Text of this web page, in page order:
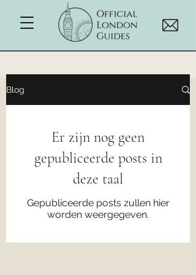
Blog
Er zijn nog geen
gepubliceerde posts in
deze taal
Gepubliceerde posts zullen hier
worden weergegeven.